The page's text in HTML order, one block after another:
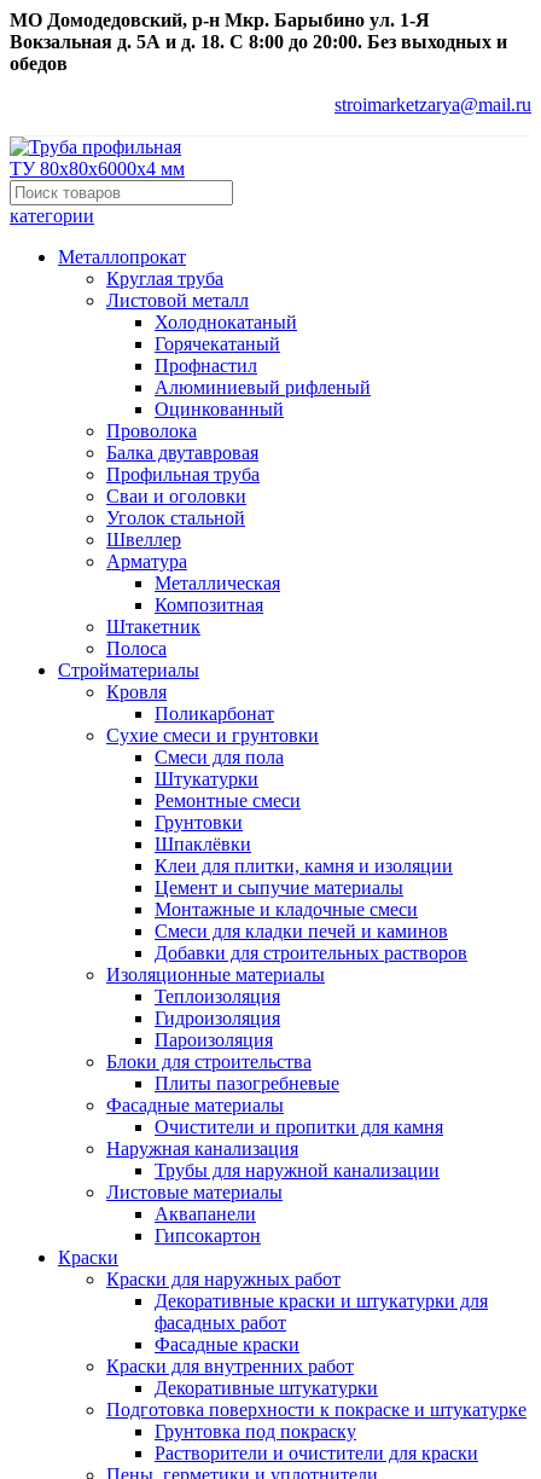
МО Домодедовский, р-н Мкр. Барыбино ул. 1-Я
Вокзальная д. 5А и д. 18. С 8:00 до 20:00. Без выходных и
обедов
stroimarketzarya@mail.ru
категории
Металлопрокат
Круглая труба
Листовой металл
Холоднокатаный
Горячекатаный
Профнастил
Алюминиевый рифленый
Оцинкованный
Проволока
Балка двутавровая
Профильная труба
Сваи и оголовки
Уголок стальной
Швеллер
Арматура
Металлическая
Композитная
Штакетник
Полоса
Стройматериалы
Кровля
Поликарбонат
Сухие смеси и грунтовки
Смеси для пола
Штукатурки
Ремонтные смеси
Грунтовки
Шпаклёвки
Клеи для плитки, камня и изоляции
Цемент и сыпучие материалы
Монтажные и кладочные смеси
Смеси для кладки печей и каминов
Добавки для строительных растворов
Изоляционные материалы
Теплоизоляция
Гидроизоляция
Пароизоляция
Блоки для строительства
Плиты пазогребневые
Фасадные материалы
Очистители и пропитки для камня
Наружная канализация
Трубы для наружной канализации
Листовые материалы
Аквапанели
Гипсокартон
Краски
Краски для наружных работ
Декоративные краски и штукатурки для
фасадных работ
Фасадные краски
Краски для внутренних работ
Декоративные штукатурки
Подготовка поверхности к покраске и штукатурке
Грунтовка под покраску
Растворители и очистители для краски
Пены, герметики и уплотнители